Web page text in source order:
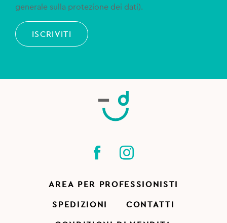
generale sulla protezione dei dati).
ISCRIVITI
AREA PER PROFESSIONISTI
SPEDIZIONI CONTATTI